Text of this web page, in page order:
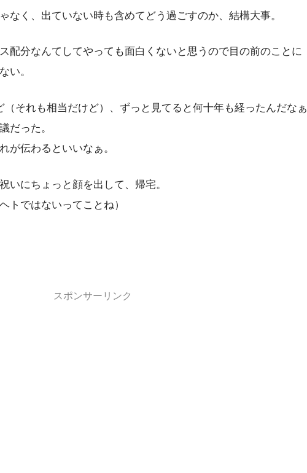
なく、出ていない時も含めてどう過ごすのか、結構大事。
配分なんてしてやっても面白くないと思うので目の前のことに
い。
それも相当だけど）、ずっと見てると何十年も経ったんだなぁ
だった。
が伝わるといいなぁ。
いにちょっと顔を出して、帰宅。
トではないってことね）
スポンサーリンク